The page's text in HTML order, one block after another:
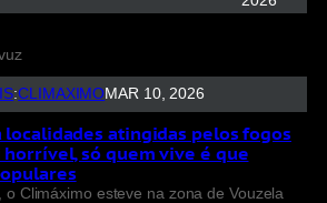
:CLIMAXIMOMAR 10, 2026
atingidas pelos fogos
horrível, só quem vive é que
o Climáximo esteve na zona de Vouzela